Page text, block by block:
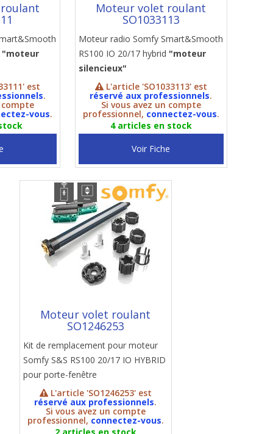
"moteur
est
.
compte
vous.
Moteur volet roulant
SO1033113
Moteur radio Somfy Smart&Smooth
RS100 IO 20/17 hybrid "moteur
silencieux"
L'article 'SO1033113' est
réservé aux professionnels.
Si vous avez un compte
professionnel, connectez-vous.
4 articles en stock
Voir Fiche
Moteur volet roulant
SO1246253
Kit de remplacement pour moteur
Somfy S&S RS100 20/17 IO HYBRID
pour porte-fenêtre
L'article 'SO1246253' est
réservé aux professionnels.
Si vous avez un compte
professionnel, connectez-vous.